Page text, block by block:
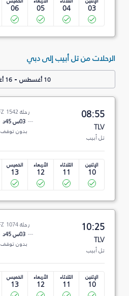
03
04
05
06
الرحلات من تل أبيب إلى دبي
10 أغسطس -16 أغسطس
08:55
TLV
تل أبيب
رحلة FZ 1542
03س 45د
بدون توقف
الإثنين
10
الثلاثاء
11
الأربعاء
12
الخميس
13
10:25
TLV
تل أبيب
رحلة FZ 1074
03س 45د
بدون توقف
الإثنين
10
الثلاثاء
11
الأربعاء
12
الخميس
13